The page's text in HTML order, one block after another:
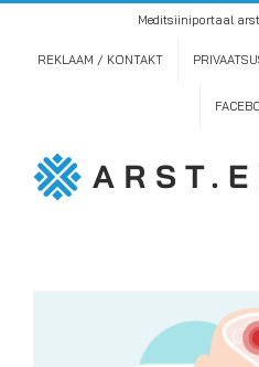
Skip
content
Meditsiiniportaal
REKLAAM / KONTAKT